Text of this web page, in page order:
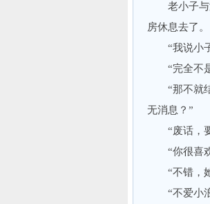
老小子与浪
房休息去了。
“我说小子
“完全不
“那不就结
无消息？”
“废话，要
“你很喜
“不错，她
“不爱小浪